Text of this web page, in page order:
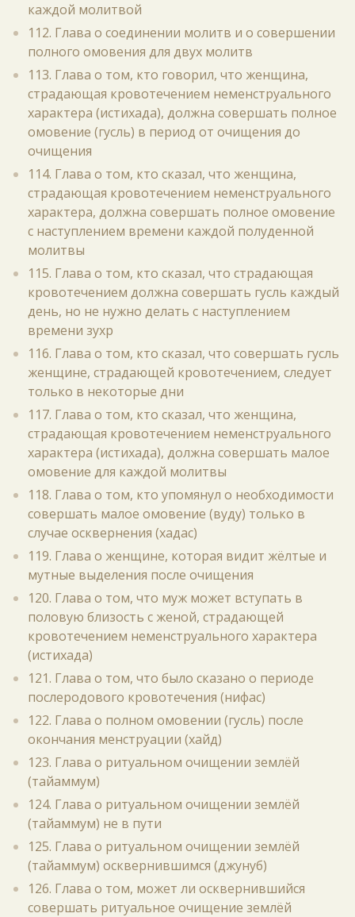
каждой молитвой
112. Глава о соединении молитв и о совершении
полного омовения для двух молитв
113. Глава о том, кто говорил, что женщина,
страдающая кровотечением неменструального
характера (истихада), должна совершать полное
омовение (гусль) в период от очищения до
очищения
114. Глава о том, кто сказал, что женщина,
страдающая кровотечением неменструального
характера, должна совершать полное омовение
с наступлением времени каждой полуденной
молитвы
115. Глава о том, кто сказал, что страдающая
кровотечением должна совершать гусль каждый
день, но не нужно делать с наступлением
времени зухр
116. Глава о том, кто сказал, что совершать гусль
женщине, страдающей кровотечением, следует
только в некоторые дни
117. Глава о том, кто сказал, что женщина,
страдающая кровотечением неменструального
характера (истихада), должна совершать малое
омовение для каждой молитвы
118. Глава о том, кто упомянул о необходимости
совершать малое омовение (вуду) только в
случае осквернения (хадас)
119. Глава о женщине, которая видит жёлтые и
мутные выделения после очищения
120. Глава о том, что муж может вступать в
половую близость с женой, страдающей
кровотечением неменструального характера
(истихада)
121. Глава о том, что было сказано о периоде
послеродового кровотечения (нифас)
122. Глава о полном омовении (гусль) после
окончания менструации (хайд)
123. Глава о ритуальном очищении землёй
(тайаммум)
124. Глава о ритуальном очищении землёй
(тайаммум) не в пути
125. Глава о ритуальном очищении землёй
(тайаммум) осквернившимся (джунуб)
126. Глава о том, может ли осквернившийся
совершать ритуальное очищение землёй